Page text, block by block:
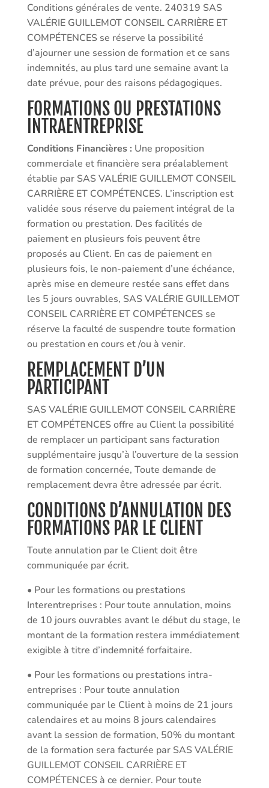
Conditions générales de vente. 240319 SAS
VALÉRIE GUILLEMOT CONSEIL CARRIÈRE ET
COMPÉTENCES se réserve la possibilité
d’ajourner une session de formation et ce sans
indemnités, au plus tard une semaine avant la
date prévue, pour des raisons pédagogiques.
FORMATIONS OU PRESTATIONS
INTRAENTREPRISE
Conditions Financières : Une proposition
commerciale et financière sera préalablement
établie par SAS VALÉRIE GUILLEMOT CONSEIL
CARRIÈRE ET COMPÉTENCES. L’inscription est
validée sous réserve du paiement intégral de la
formation ou prestation. Des facilités de
paiement en plusieurs fois peuvent être
proposés au Client. En cas de paiement en
plusieurs fois, le non-paiement d’une échéance,
après mise en demeure restée sans effet dans
les 5 jours ouvrables, SAS VALÉRIE GUILLEMOT
CONSEIL CARRIÈRE ET COMPÉTENCES se
réserve la faculté de suspendre toute formation
ou prestation en cours et /ou à venir.
REMPLACEMENT D’UN
PARTICIPANT
SAS VALÉRIE GUILLEMOT CONSEIL CARRIÈRE
ET COMPÉTENCES offre au Client la possibilité
de remplacer un participant sans facturation
supplémentaire jusqu’à l’ouverture de la session
de formation concernée, Toute demande de
remplacement devra être adressée par écrit.
CONDITIONS D’ANNULATION DES
FORMATIONS PAR LE CLIENT
Toute annulation par le Client doit être
communiquée par écrit.
• Pour les formations ou prestations
Interentreprises : Pour toute annulation, moins
de 10 jours ouvrables avant le début du stage, le
montant de la formation restera immédiatement
exigible à titre d’indemnité forfaitaire.
• Pour les formations ou prestations intra-
entreprises : Pour toute annulation
communiquée par le Client à moins de 21 jours
calendaires et au moins 8 jours calendaires
avant la session de formation, 50% du montant
de la formation sera facturée par SAS VALÉRIE
GUILLEMOT CONSEIL CARRIÈRE ET
COMPÉTENCES à ce dernier. Pour toute